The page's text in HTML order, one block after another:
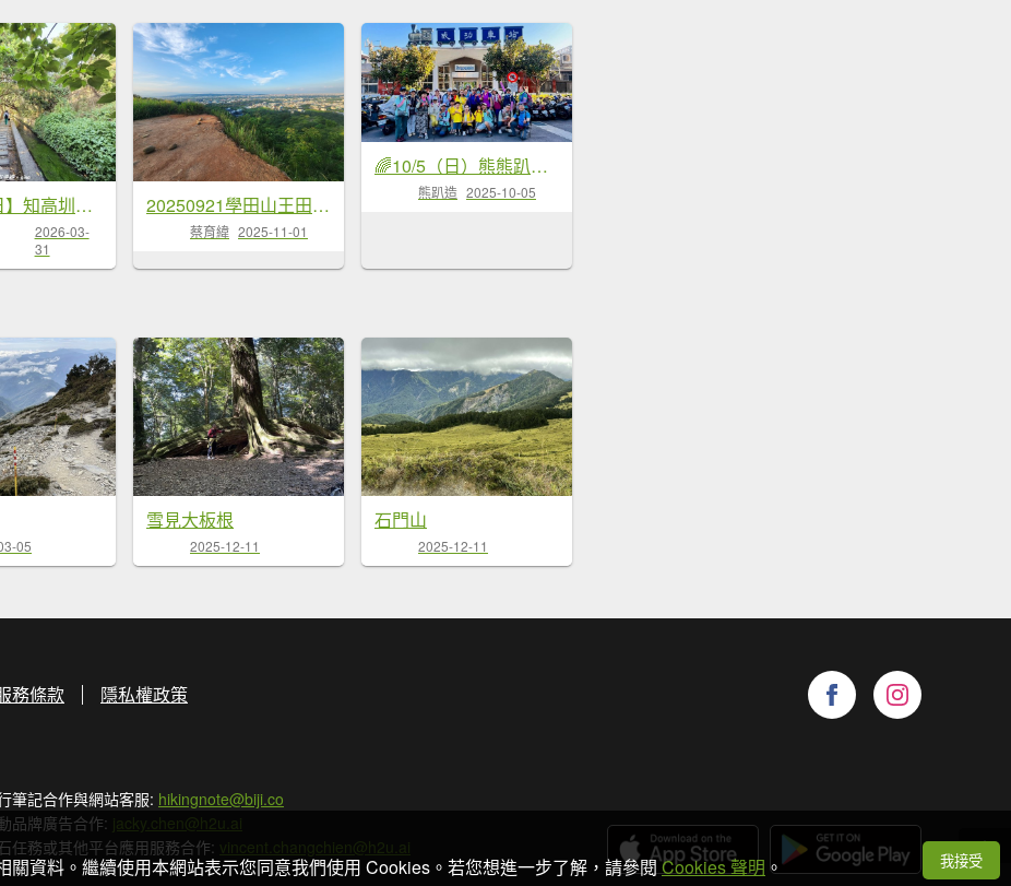
【台中烏日】知高圳步道x雪蓮步道x學田山
2026-03-
31
20250921學田山王田山大肚山大尖山竹坑山
蔡育緯 2025-11-01
🌈10/5（日）熊熊趴爬走九歲~🥰✨FB：熊熊趴爬走 🌈
熊趴造 2025-10-05
05
雪見大板根
2025-12-11
石門山
2025-12-11
務條款 隱私權政策
筆記合作與網站客服: hikingnote@biji.co
品牌廣告合作: jacky.chen@h2u.ai
任務或其他平台應用服務合作: vincent.changchien@h2u.ai
資料。繼續使用本網站表示您同意我們使用 Cookies。若您想進一步了解，請參閱Cookies 聲明 。 我接受